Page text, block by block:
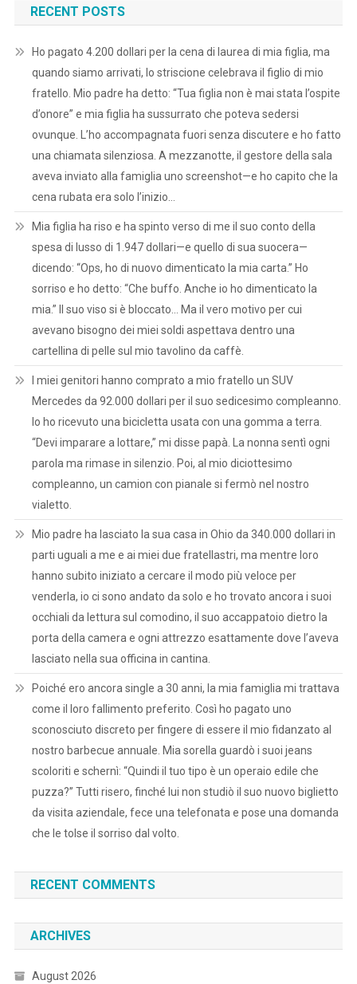
RECENT POSTS
Ho pagato 4.200 dollari per la cena di laurea di mia figlia, ma
quando siamo arrivati, lo striscione celebrava il figlio di mio
fratello. Mio padre ha detto: “Tua figlia non è mai stata l’ospite
d’onore” e mia figlia ha sussurrato che poteva sedersi
ovunque. L’ho accompagnata fuori senza discutere e ho fatto
una chiamata silenziosa. A mezzanotte, il gestore della sala
aveva inviato alla famiglia uno screenshot—e ho capito che la
cena rubata era solo l’inizio…
Mia figlia ha riso e ha spinto verso di me il suo conto della
spesa di lusso di 1.947 dollari—e quello di sua suocera—
dicendo: “Ops, ho di nuovo dimenticato la mia carta.” Ho
sorriso e ho detto: “Che buffo. Anche io ho dimenticato la
mia.” Il suo viso si è bloccato… Ma il vero motivo per cui
avevano bisogno dei miei soldi aspettava dentro una
cartellina di pelle sul mio tavolino da caffè.
I miei genitori hanno comprato a mio fratello un SUV
Mercedes da 92.000 dollari per il suo sedicesimo compleanno.
Io ho ricevuto una bicicletta usata con una gomma a terra.
“Devi imparare a lottare,” mi disse papà. La nonna sentì ogni
parola ma rimase in silenzio. Poi, al mio diciottesimo
compleanno, un camion con pianale si fermò nel nostro
vialetto.
Mio padre ha lasciato la sua casa in Ohio da 340.000 dollari in
parti uguali a me e ai miei due fratellastri, ma mentre loro
hanno subito iniziato a cercare il modo più veloce per
venderla, io ci sono andato da solo e ho trovato ancora i suoi
occhiali da lettura sul comodino, il suo accappatoio dietro la
porta della camera e ogni attrezzo esattamente dove l’aveva
lasciato nella sua officina in cantina.
Poiché ero ancora single a 30 anni, la mia famiglia mi trattava
come il loro fallimento preferito. Così ho pagato uno
sconosciuto discreto per fingere di essere il mio fidanzato al
nostro barbecue annuale. Mia sorella guardò i suoi jeans
scoloriti e schernì: “Quindi il tuo tipo è un operaio edile che
puzza?” Tutti risero, finché lui non studiò il suo nuovo biglietto
da visita aziendale, fece una telefonata e pose una domanda
che le tolse il sorriso dal volto.
RECENT COMMENTS
ARCHIVES
August 2026